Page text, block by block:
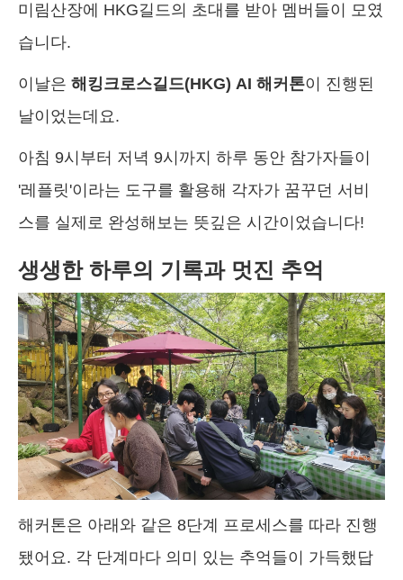
미림산장에 HKG길드의 초대를 받아 멤버들이 모였
습니다.
이날은 해킹크로스길드(HKG) AI 해커톤이 진행된
날이었는데요.
아침 9시부터 저녁 9시까지 하루 동안 참가자들이
'레플릿'이라는 도구를 활용해 각자가 꿈꾸던 서비
스를 실제로 완성해보는 뜻깊은 시간이었습니다!
생생한 하루의 기록과 멋진 추억
해커톤은 아래와 같은 8단계 프로세스를 따라 진행
됐어요. 각 단계마다 의미 있는 추억들이 가득했답